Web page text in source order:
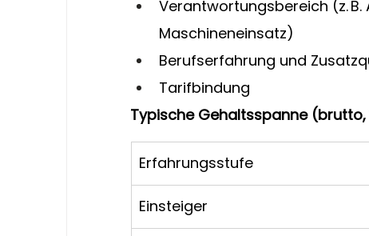
Verantwortungsbereich (z.
Maschineneinsatz)
Berufserfahrung und
Tarifbindung
Typische Gehaltsspanne
Erfahrungsstufe
Einsteiger